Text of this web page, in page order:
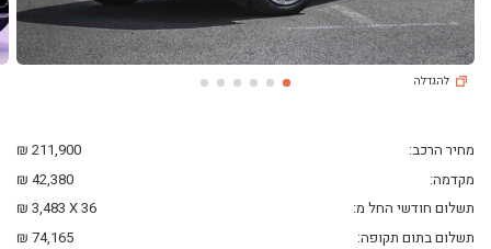
ליסינג מימוני
ליסינג תפעולי
ליסינג פרטי
השכרת רכב
להגדלה
מחיר הרכב:
211,900 ₪
מקדמה:
42,380 ₪
תשלום חודשי החל מ:
36
3,483 ₪
תשלום בתום תקופה:
74,165 ₪